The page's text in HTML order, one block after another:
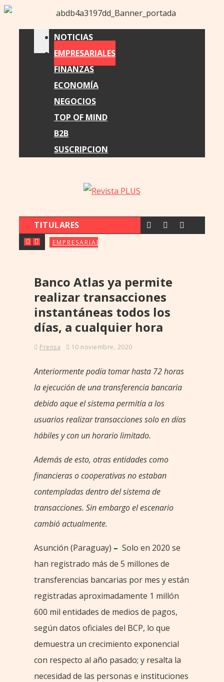
NOTICIAS
EMPRESARIALES
FINANZAS
ECONOMÍA
NEGOCIOS
TOP OF MIND
B2B
SUSCRIPCION
TITULARES
EMPRESARIALES
‹ ›
Banco Atlas ya permite
realizar transacciones
instantáneas todos los
días, a cualquier hora
Prensa 10 noviembre, 2020
Anteriormente podía tomar hasta 72 horas
la ejecución de una transferencia bancaria
debido aque el sistema permitía a los
usuarios realizar transacciones solo en días
hábiles y con un horario limitado.
Además de esto, otras entidades como
financieras o cooperativas no estaban
contempladas dentro del sistema de
transacciones. Sin embargo el escenario
cambió actualmente.
Asunción (Paraguay) – Solo en 2020 se
han registrado más de 5 millones de
transferencias bancarias por mes y están
registradas aproximadamente 1 millón
600 mil entidades de medios de pagos,
según datos oficiales del BCP, lo que
demuestra un crecimiento exponencial
con respecto al año pasado; y resalta la
necesidad de las personas e instituciones